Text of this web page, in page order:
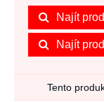
Najít
Najít
Tento